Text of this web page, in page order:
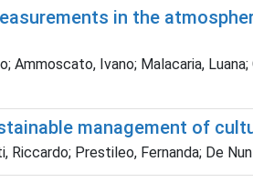
in the
Ammoscato, Ivano; Malacaria,
management of
Prestileo, Fernanda; De